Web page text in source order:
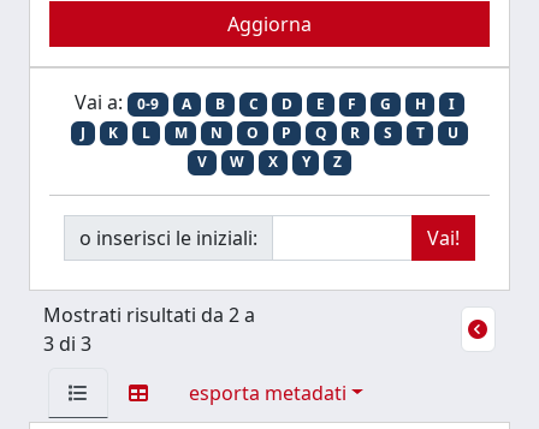
Vai a: 0-9 A B C D E F G H
I
J
K L M N O P Q R S T
U
V
W X Y Z
o inserisci le iniziali:
Mostrati risultati da 2 a
3 di 3
esporta metadati